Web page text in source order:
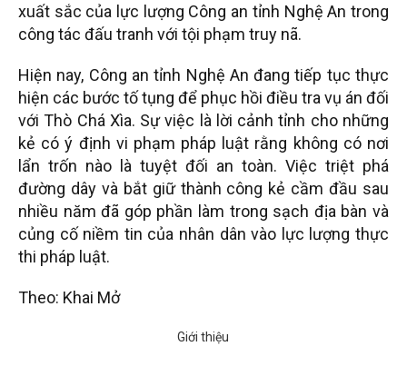
xuất sắc của lực lượng Công an tỉnh Nghệ An trong
công tác đấu tranh với tội phạm truy nã.
Hiện nay, Công an tỉnh Nghệ An đang tiếp tục thực
hiện các bước tố tụng để phục hồi điều tra vụ án đối
với Thò Chá Xìa. Sự việc là lời cảnh tỉnh cho những
kẻ có ý định vi phạm pháp luật rằng không có nơi
lẩn trốn nào là tuyệt đối an toàn. Việc triệt phá
đường dây và bắt giữ thành công kẻ cầm đầu sau
nhiều năm đã góp phần làm trong sạch địa bàn và
củng cố niềm tin của nhân dân vào lực lượng thực
thi pháp luật.
Theo: Khai Mở